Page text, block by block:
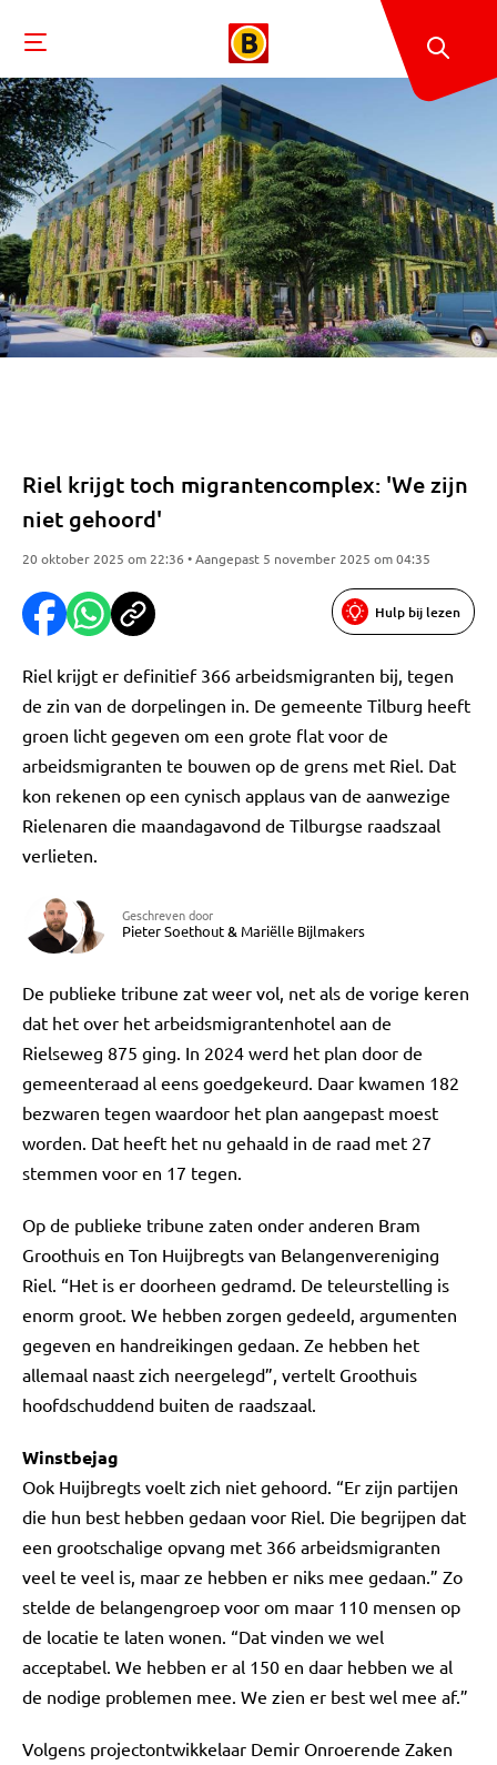
Riel krijgt toch migrantencomplex: 'We zijn
niet gehoord'
20 oktober 2025 om 22:36 • Aangepast 5 november 2025 om 04:35
Hulp bij lezen
Riel krijgt er definitief 366 arbeidsmigranten bij, tegen
de zin van de dorpelingen in. De gemeente Tilburg heeft
groen licht gegeven om een grote flat voor de
arbeidsmigranten te bouwen op de grens met Riel. Dat
kon rekenen op een cynisch applaus van de aanwezige
Rielenaren die maandagavond de Tilburgse raadszaal
verlieten.
Geschreven door
Pieter Soethout& Mariëlle Bijlmakers
De publieke tribune zat weer vol, net als de vorige keren
dat het over het arbeidsmigrantenhotel aan de
Rielseweg 875 ging. In 2024 werd het plan door de
gemeenteraad al eens goedgekeurd. Daar kwamen 182
bezwaren tegen waardoor het plan aangepast moest
worden. Dat heeft het nu gehaald in de raad met 27
stemmen voor en 17 tegen.
Op de publieke tribune zaten onder anderen Bram
Groothuis en Ton Huijbregts van Belangenvereniging
Riel. “Het is er doorheen gedramd. De teleurstelling is
enorm groot. We hebben zorgen gedeeld, argumenten
gegeven en handreikingen gedaan. Ze hebben het
allemaal naast zich neergelegd”, vertelt Groothuis
hoofdschuddend buiten de raadszaal.
Winstbejag
Ook Huijbregts voelt zich niet gehoord. “Er zijn partijen
die hun best hebben gedaan voor Riel. Die begrijpen dat
een grootschalige opvang met 366 arbeidsmigranten
veel te veel is, maar ze hebben er niks mee gedaan.” Zo
stelde de belangengroep voor om maar 110 mensen op
de locatie te laten wonen. “Dat vinden we wel
acceptabel. We hebben er al 150 en daar hebben we al
de nodige problemen mee. We zien er best wel mee af.”
Volgens projectontwikkelaar Demir Onroerende Zaken